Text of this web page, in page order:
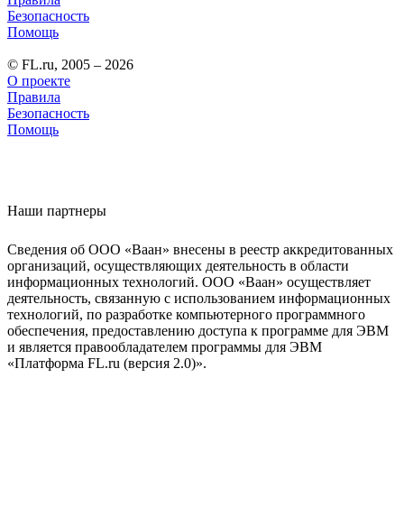
Безопасность
Помощь
© FL.ru, 2005 – 2026
О проекте
Правила
Безопасность
Помощь
Наши партнеры
Сведения об ООО «Ваан» внесены в реестр аккредитованных
организаций, осуществляющих деятельность в области
информационных технологий. ООО «Ваан» осуществляет
деятельность, связанную с использованием информационных
технологий, по разработке компьютерного программного
обеспечения, предоставлению доступа к программе для ЭВМ
и является правообладателем программы для ЭВМ
«Платформа FL.ru (версия 2.0)».